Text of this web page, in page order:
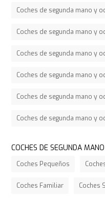
Coches de segunda mano y
Coches de segunda mano y
Coches de segunda mano y
Coches de segunda mano y
Coches de segunda mano y
Coches de segunda mano y
COCHES DE SEGUNDA
Coches Pequeños
Coches Familiar Coches